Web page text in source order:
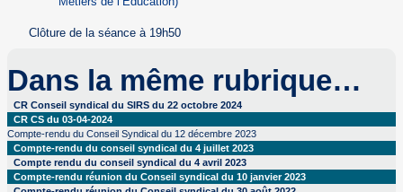
Clôture de la séance à 19h50
Dans la même rubrique…
CR Conseil syndical du SIRS du 22 octobre 2024
CR CS du 03-04-2024
Compte-rendu du Conseil Syndical du 12 décembre 2023
Compte-rendu du conseil syndical du 4 juillet 2023
Compte rendu du conseil syndical du 4 avril 2023
Compte-rendu réunion du Conseil syndical du 10 janvier 2023